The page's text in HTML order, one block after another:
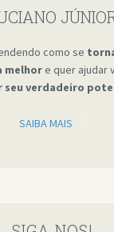
como se
melhore quer ajudar
seu verdadeiro
SAIBA MAIS